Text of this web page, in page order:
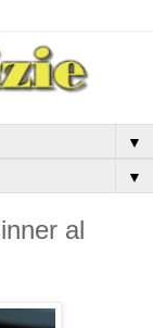
▼
▼
al